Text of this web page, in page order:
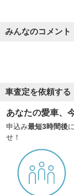
みんなのコメント
車査定を依頼する
あなたの愛車、
申込み最短3時間後に
せ！